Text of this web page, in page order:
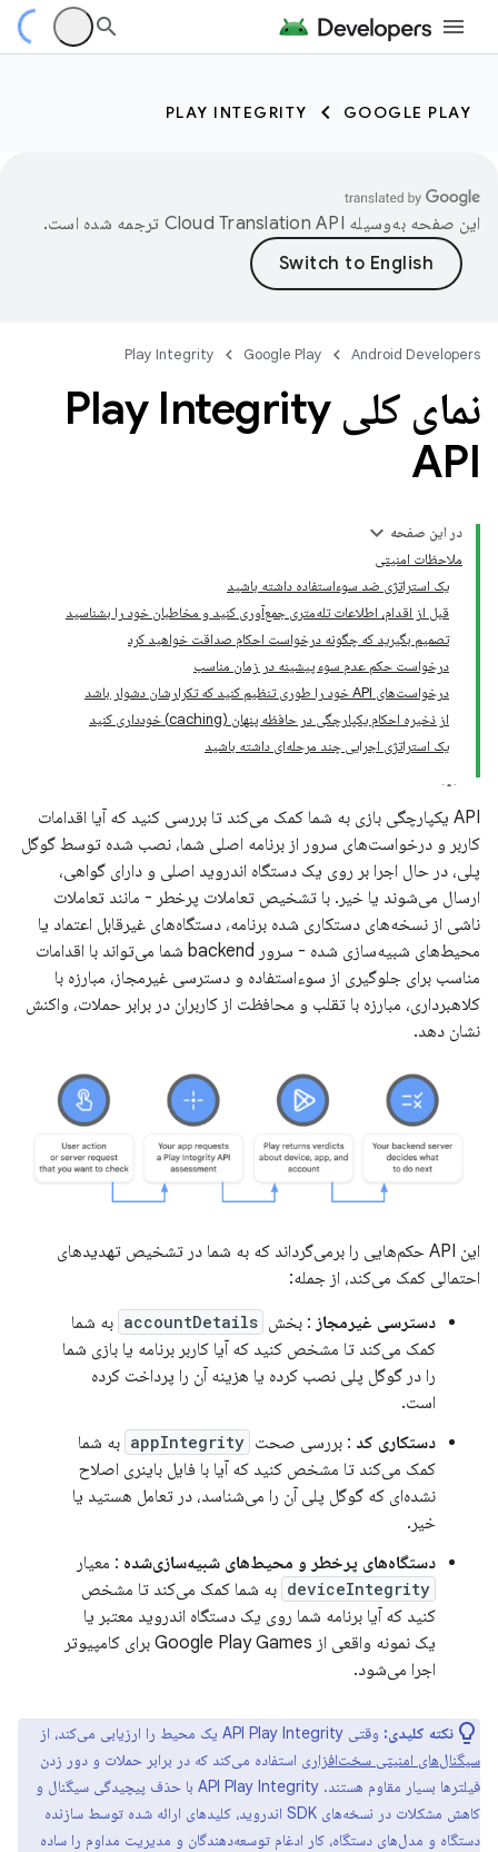
GOOGLE PLAY
PLAY INTEGRITY
این صفحه به‌وسیله ترجمه شده است.
Android Developers
Google Play
Play Integrity
نمای کلی Play Integrity
API
در این صفحه
ملاحظات امنیتی
یک استراتژی ضد سوءاستفاده داشته باشید
قبل از اقدام، اطلاعات تله‌متری جمع‌آوری کنید و مخاطبان خود را بشناسید
تصمیم بگیرید که چگونه درخواست احکام صداقت خواهید کرد
درخواست حکم عدم سوء پیشینه در زمان مناسب
درخواست‌های API خود را طوری تنظیم کنید که تکرارشان دشوار باشد
از ذخیره احکام یکپارچگی در حافظه پنهان (caching) خودداری کنید
یک استراتژی اجرایی چند مرحله‌ای داشته باشید
API یکپارچگی بازی به شما کمک می‌کند تا بررسی کنید که آیا اقدامات
کاربر و درخواست‌های سرور از برنامه اصلی شما، نصب شده توسط گوگل
پلی، در حال اجرا بر روی یک دستگاه اندروید اصلی و دارای گواهی،
ارسال می‌شوند یا خیر. با تشخیص تعاملات پرخطر - مانند تعاملات
ناشی از نسخه‌های دستکاری شده برنامه، دستگاه‌های غیرقابل اعتماد یا
محیط‌های شبیه‌سازی شده - سرور backend شما می‌تواند با اقدامات
مناسب برای جلوگیری از سوءاستفاده و دسترسی غیرمجاز، مبارزه با
کلاهبرداری، مبارزه با تقلب و محافظت از کاربران در برابر حملات، واکنش
نشان دهد.
این API حکم‌هایی را برمی‌گرداند که به شما در تشخیص تهدیدهای
احتمالی کمک می‌کند، از جمله:
دسترسی غیرمجاز : بخش accountDetails به شما
کمک می‌کند تا مشخص کنید که آیا کاربر برنامه یا بازی شما
را در گوگل پلی نصب کرده یا هزینه آن را پرداخت کرده
است.
دستکاری کد : بررسی صحت appIntegrity به شما
کمک می‌کند تا مشخص کنید که آیا با فایل باینری اصلاح
نشده‌ای که گوگل پلی آن را می‌شناسد، در تعامل هستید یا
خیر.
دستگاه‌های پرخطر و محیط‌های شبیه‌سازی‌شده : معیار
deviceIntegrity به شما کمک می‌کند تا مشخص
کنید که آیا برنامه شما روی یک دستگاه اندروید معتبر یا
یک نمونه واقعی از Google Play Games برای کامپیوتر
اجرا می‌شود.
نکته کلیدی: وقتی API Play Integrity یک محیط را ارزیابی می‌کند، از
سیگنال‌های امنیتی سخت‌افزاری استفاده می‌کند که در برابر حملات و دور زدن
فیلترها بسیار مقاوم هستند. API Play Integrity با حذف پیچیدگی سیگنال و
کاهش مشکلات در نسخه‌های SDK اندروید، کلیدهای ارائه شده توسط سازنده
دستگاه و مدل‌های دستگاه، کار ادغام توسعه‌دهندگان و مدیریت مداوم را ساده